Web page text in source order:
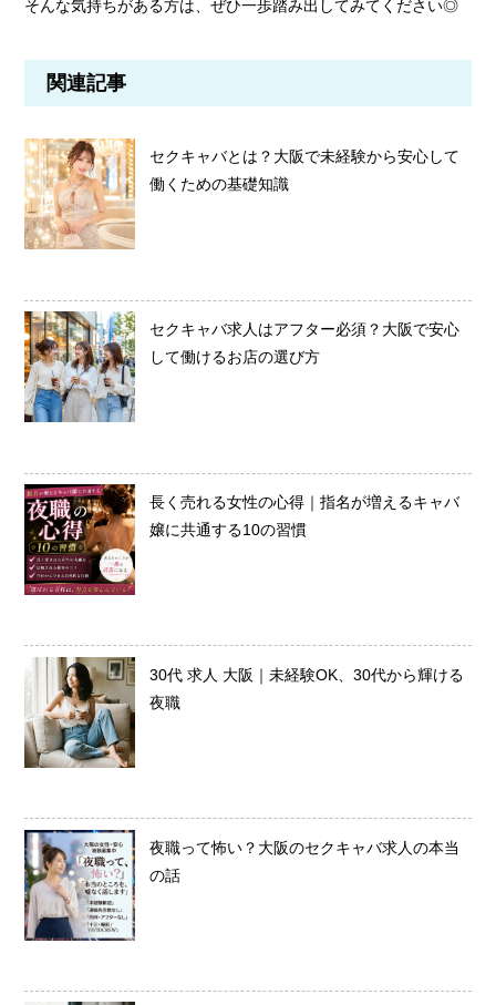
そんな気持ちがある方は、ぜひ一歩踏み出してみてください◎
関連記事
セクキャバとは？大阪で未経験から安心して
働くための基礎知識
セクキャバ求人はアフター必須？大阪で安心
して働けるお店の選び方
長く売れる女性の心得｜指名が増えるキャバ
嬢に共通する10の習慣
30代 求人 大阪｜未経験OK、30代から輝ける
夜職
夜職って怖い？大阪のセクキャバ求人の本当
の話